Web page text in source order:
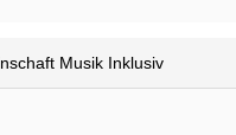
Musik Inklusiv